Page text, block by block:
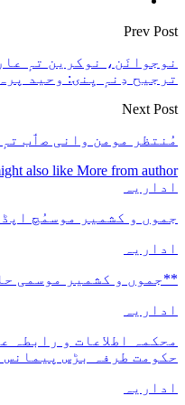
Prev Post
نوجوانَن، نوکرین تہٕ
ترجیح دِنہٕ یِنۍ: وحید پرہ
Next Post
مُنتظر مومن وانی صٲب
also like More from author
اداریہ
جموں و کشمیر موسمُچ
اداریہ
**جموں و كشمیر موسمی
اداریہ
حکومت طرفہ بڑس پیمانس پیٹھ
اداریہ